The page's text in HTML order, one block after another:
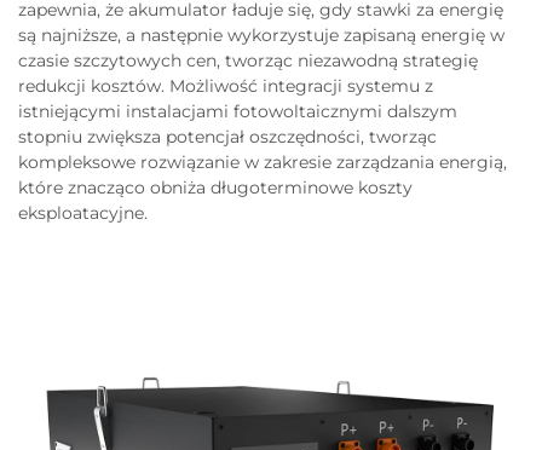
zapewnia, że akumulator ładuje się, gdy stawki za energię
są najniższe, a następnie wykorzystuje zapisaną energię w
czasie szczytowych cen, tworząc niezawodną strategię
redukcji kosztów. Możliwość integracji systemu z
istniejącymi instalacjami fotowoltaicznymi dalszym
stopniu zwiększa potencjał oszczędności, tworząc
kompleksowe rozwiązanie w zakresie zarządzania energią,
które znacząco obniża długoterminowe koszty
eksploatacyjne.